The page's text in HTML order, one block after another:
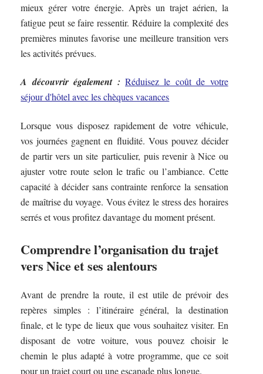
mieux gérer votre énergie. Après un trajet aérien, la
fatigue peut se faire ressentir. Réduire la complexité des
premières minutes favorise une meilleure transition vers
les activités prévues.
A découvrir également : Réduisez le coût de votre
séjour d'hôtel avec les chèques vacances
Lorsque vous disposez rapidement de votre véhicule,
vos journées gagnent en fluidité. Vous pouvez décider
de partir vers un site particulier, puis revenir à Nice ou
ajuster votre route selon le trafic ou l’ambiance. Cette
capacité à décider sans contrainte renforce la sensation
de maîtrise du voyage. Vous évitez le stress des horaires
serrés et vous profitez davantage du moment présent.
Comprendre l’organisation du trajet
vers Nice et ses alentours
Avant de prendre la route, il est utile de prévoir des
repères simples : l’itinéraire général, la destination
finale, et le type de lieux que vous souhaitez visiter. En
disposant de votre voiture, vous pouvez choisir le
chemin le plus adapté à votre programme, que ce soit
pour un trajet court ou une escapade plus longue.